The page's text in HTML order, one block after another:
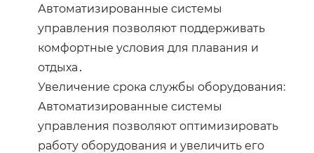
Автоматизированные системы
управления позволяют поддерживать
комфортные условия для плавания и
отдыха․
Увеличение срока службы оборудования:
Автоматизированные системы
управления позволяют оптимизировать
работу оборудования и увеличить его